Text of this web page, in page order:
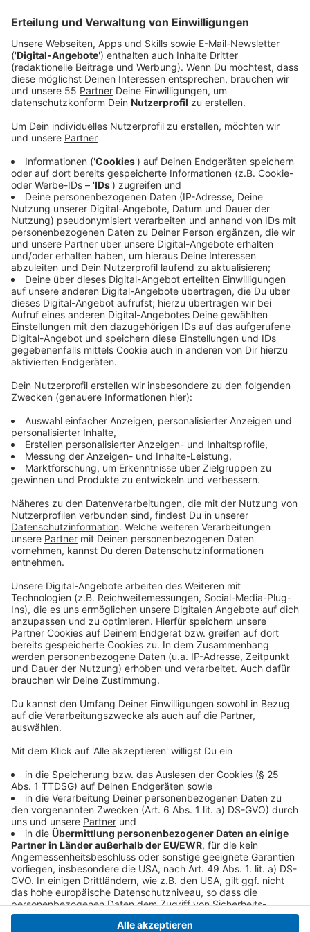
zum kommenden Montag (07.03) Sachspenden
abgeben.
Veröffentlicht:Mittwoch, 02.03.2022 15:12
Anzeige
sagt die Stadt. Deshalb tut sie sich mit der Krefelder
Tafel zusammen. Von Morgen an bis Montag, können
die Sachspenden in den Räumen der Tafel an der
Friedrich-Ebert-Straße abgegeben werden. Es werden
unter anderem Erste-Hilfe-Taschen oder
Hygieneartikel benötigt. Wer beispielsweise
Menschen mit Wohnraum unterstützen will, kann sich
per Mail an die Stadtverwaltung wenden. Die
Verwaltung stellt aber auch selbst Notplätze zur
Verfügung.
Sollten Menschen aus der Ukraine eine Unterkunft in
Krefeld benötigen oder Fragen zu ihrer
aufenthaltsrechtlichen Situation haben, ist der
Fachbereich Migration und Integration unter der E-
Mail-Adresse:auslaenderamt@krefeld.de
erreichbar.
Hier könnt ihr die Spenden abgeben:
Tafel Krefeld. Im Bunker an der Friedrich-Ebert-
Straße, Ecke Schönwasserstraße
Taschen, Ibuprofen und Paracetamol, Babynahrung in
Gläschen, Schlafsäcke, Hygieneartikel (Zahnbürste
und Zahnpasta, Windeln, Tampons, Binden).
Anzeige
Anzeige